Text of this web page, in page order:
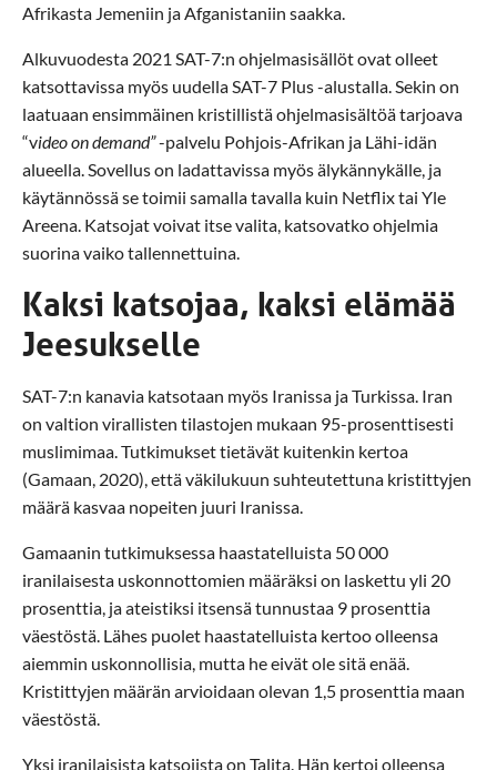
Afrikasta Jemeniin ja Afganistaniin saakka.
Alkuvuodesta 2021 SAT-7:n ohjelmasisällöt ovat olleet
katsottavissa myös uudella SAT-7 Plus -alustalla. Sekin on
laatuaan ensimmäinen kristillistä ohjelmasisältöä tarjoava
“video on demand”-palvelu Pohjois-Afrikan ja Lähi-idän
alueella. Sovellus on ladattavissa myös älykännykälle, ja
käytännössä se toimii samalla tavalla kuin Netflix tai Yle
Areena. Katsojat voivat itse valita, katsovatko ohjelmia
suorina vaiko tallennettuina.
Kaksi katsojaa, kaksi elämää
Jeesukselle
SAT-7:n kanavia katsotaan myös Iranissa ja Turkissa. Iran
on valtion virallisten tilastojen mukaan 95-prosenttisesti
muslimimaa. Tutkimukset tietävät kuitenkin kertoa
(Gamaan, 2020), että väkilukuun suhteutettuna kristittyjen
määrä kasvaa nopeiten juuri Iranissa.
Gamaanin tutkimuksessa haastatelluista 50 000
iranilaisesta uskonnottomien määräksi on laskettu yli 20
prosenttia, ja ateistiksi itsensä tunnustaa 9 prosenttia
väestöstä. Lähes puolet haastatelluista kertoo olleensa
aiemmin uskonnollisia, mutta he eivät ole sitä enää.
Kristittyjen määrän arvioidaan olevan 1,5 prosenttia maan
väestöstä.
Yksi iranilaisista katsojista on Talita. Hän kertoi olleensa